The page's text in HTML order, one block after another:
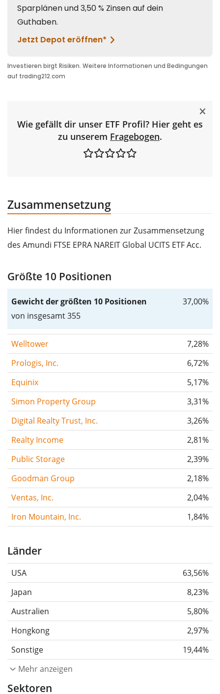
Wie gefällt dir unser ETF Profil? Hier geht es
zu unserem Fragebogen.
Zusammensetzung
Hier findest du Informationen zur Zusammensetzung
des Amundi FTSE EPRA NAREIT Global UCITS ETF Acc.
Größte 10 Positionen
Gewicht der größten 10 Positionen
von insgesamt 355
37,00%
Welltower
7,28%
Prologis, Inc.
6,72%
Equinix
5,17%
Simon Property Group
3,31%
Digital Realty Trust, Inc.
3,26%
Realty Income
2,81%
Public Storage
2,39%
Goodman Group
2,18%
Ventas, Inc.
2,04%
Iron Mountain, Inc.
1,84%
Länder
USA
63,56%
Japan
8,23%
Australien
5,80%
Hongkong
2,97%
Sonstige
19,44%
Mehr anzeigen
Sektoren